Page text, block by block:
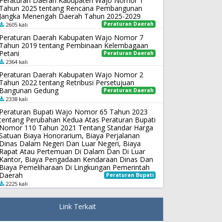
2025 tentang Rencana Pembangunan
Menengah Daerah Tahun 2025-2029
Peraturan Daerah
2605 kali
Daerah Kabupaten Wajo Nomor 7
2019 tentang Pembinaan Kelembagaan
Peraturan Daerah
2364 kali
Daerah Kabupaten Wajo Nomor 2
2022 tentang Retribusi Persetujuan
Gedung
Peraturan Daerah
2338 kali
Bupati Wajo Nomor 65 Tahun 2023
Perubahan Kedua Atas Peraturan Bupati
110 Tahun 2021 Tentang Standar Harga
Biaya Honorarium, Biaya Perjalanan
Dalam Negeri Dan Luar Negeri, Biaya
Atau Pertemuan Di Dalam Dan Di Luar
Biaya Pengadaan Kendaraan Dinas Dan
Pemeliharaan Di Lingkungan Pemerintah
Peraturan Bupati
2225 kali
Link Terkait